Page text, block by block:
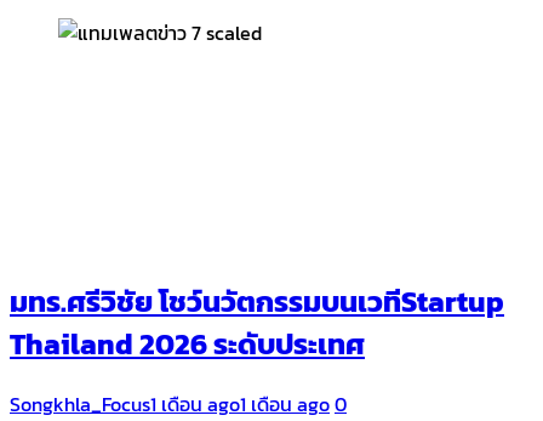
มทร.ศรีวิชัย โชว์นวัตกรรมบนเวทีStartup
Thailand 2026 ระดับประเทศ
Songkhla_Focus1 เดือน ago1 เดือน ago0